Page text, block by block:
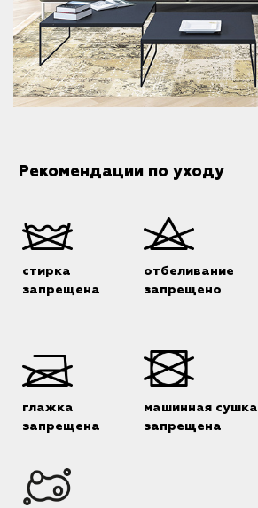
Рекомендации по уходу
стирка
запрещена
отбеливание
запрещено
глажка
запрещена
машинная сушка
запрещена